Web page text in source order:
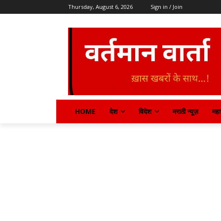
Thursday, August 6, 2026 Sign in / Join
HOME देश विदेश मराठी न्यूज़